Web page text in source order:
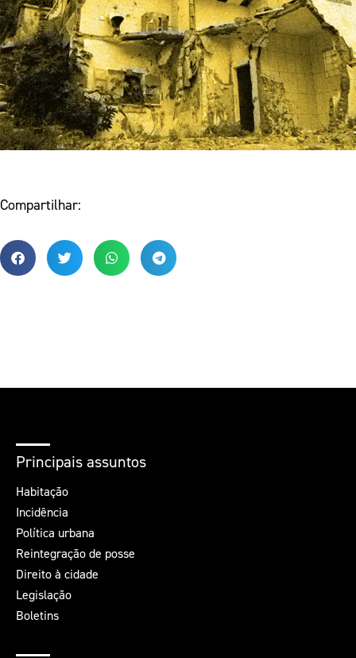
Compartilhar:
Principais assuntos
Habitação
Incidência
Política urbana
Reintegração de posse
Direito à cidade
Legislação
Boletins